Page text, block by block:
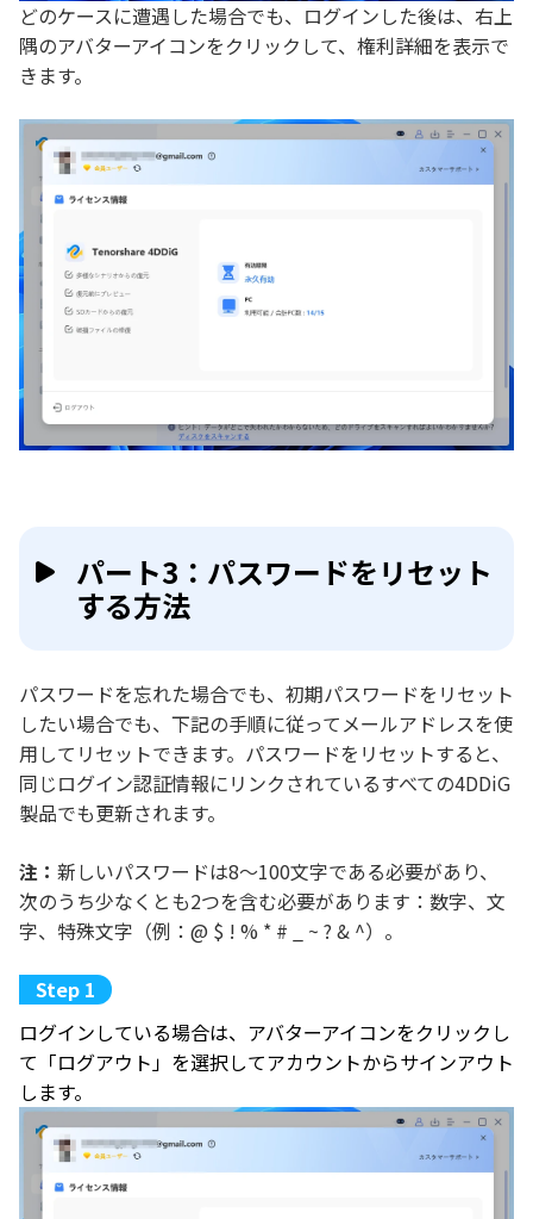
どのケースに遭遇した場合でも、ログインした後は、右上
隅のアバターアイコンをクリックして、権利詳細を表示で
きます。
パート3：パスワードをリセット
する方法
パスワードを忘れた場合でも、初期パスワードをリセット
したい場合でも、下記の手順に従ってメールアドレスを使
用してリセットできます。パスワードをリセットすると、
同じログイン認証情報にリンクされているすべての4DDiG
製品でも更新されます。
注： 新しいパスワードは8～100文字である必要があり、
次のうち少なくとも2つを含む必要があります：数字、文
字、特殊文字（例：@ $ ! % * # _ ~ ? & ^）。
ログインしている場合は、アバターアイコンをクリックし
て「ログアウト」を選択してアカウントからサインアウト
します。